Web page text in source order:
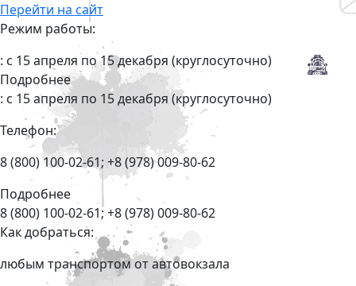
Перейти на сайт
Режим работы:
: c 15 апреля по 15 декабря (круглосуточно)
Подробнее
: c 15 апреля по 15 декабря (круглосуточно)
Телефон:
8 (800) 100-02-61; +8 (978) 009-80-62
Подробнее
8 (800) 100-02-61; +8 (978) 009-80-62
Как добраться:
любым транспортом от автовокзала